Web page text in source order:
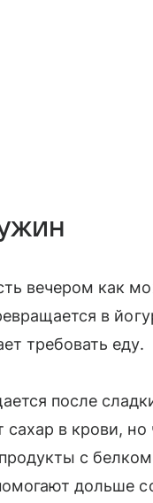
вечером как
в
требовать еду.
после
в крови,
с
дольше